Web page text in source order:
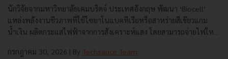
นักวิจัยจากมหาวิทยาลัยเคมบริดจ์ ประเทศอังกฤษ พัฒนา ‘Biocell’
แหล่งพลังงานชีวภาพที่ใช้ไซยาโนแบคทีเรียหรือสาหร่ายสีเขียวแกม
น้ำเงิน ผลิตกระแสไฟฟ้าจากการสังเคราะห์แสง โดยสามารถจ่ายไฟให...
กรกฎาคม 30, 2026 | By Techsauce Team